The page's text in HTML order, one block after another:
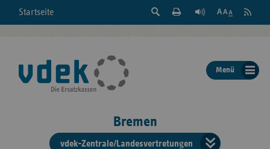
Startseite
Suche
der
Seite
Feed
Menü
Bremen
vdek-Zentrale/Landesvertretungen